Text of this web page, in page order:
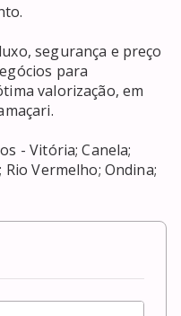
segurança e preço
para
valorização, em
- Vitória; Canela;
Vermelho; Ondina;